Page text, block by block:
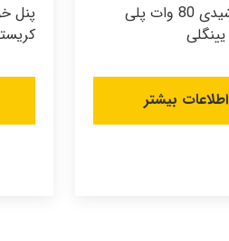
پنل خورشیدی 80 وات پلی
اطلاعات بیشتر